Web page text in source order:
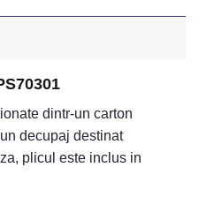
dintr-un carton
decupaj destinat
plicul este inclus in